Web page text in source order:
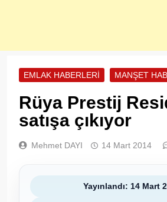
EMLAK HABERLERI MANŞET
Rüya Prestij
satışa çıkıyor
Mehmet DAYI 14 Mart 2014
Yayınlandı: 14 Mart